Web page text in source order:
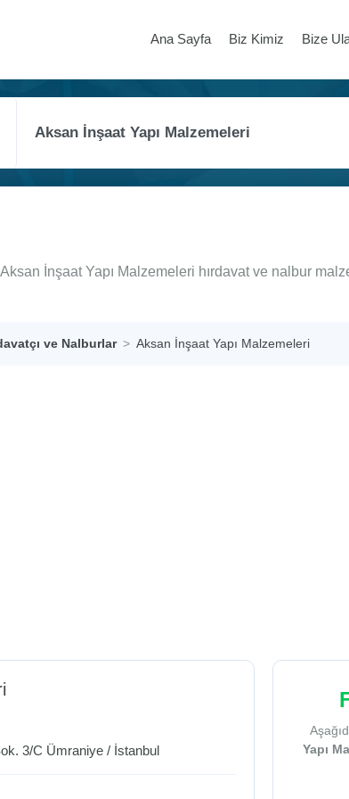
Ana Sayfa Biz Kimiz Bize
İnşaat Yapı Malzemeleri hırdavat ve nalbur
ve Nalburlar Aksan İnşaat Yapı Malzemeleri
3/C Ümraniye / İstanbul
Yapı